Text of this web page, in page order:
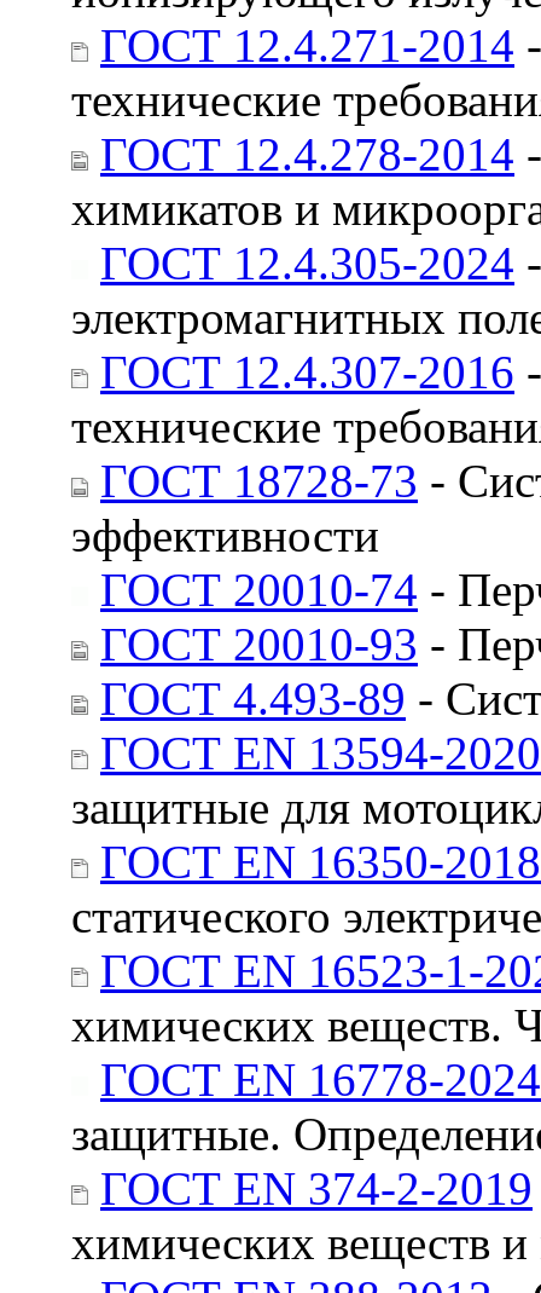
ГОСТ 12.4.271-2014
технические
ГОСТ 12.4.278-2014
химикатов и
ГОСТ 12.4.305-2024
электромагнитных
ГОСТ 12.4.307-2016
технические
ГОСТ 18728-73 -
эффективности
ГОСТ 20010-74 -
ГОСТ 20010-93 -
ГОСТ 4.493-89 -
ГОСТ EN 13594-2020
защитные для
ГОСТ EN 16350-2018
статического
ГОСТ EN 16523-1-
химических веществ.
ГОСТ EN 16778-2024
защитные.
ГОСТ EN 374-2-2019
химических веществ